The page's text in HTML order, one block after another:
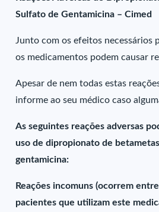
Sulfato de Gentamicina – Cimed
Junto com os efeitos necessários
os medicamentos podem causar
Apesar de nem todas estas
informe ao seu médico caso
As seguintes reações adversas
uso de dipropionato de
gentamicina:
Reações incomuns (ocorrem
pacientes que utilizam este